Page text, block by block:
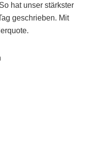
hat unser stärkster
geschrieben. Mit